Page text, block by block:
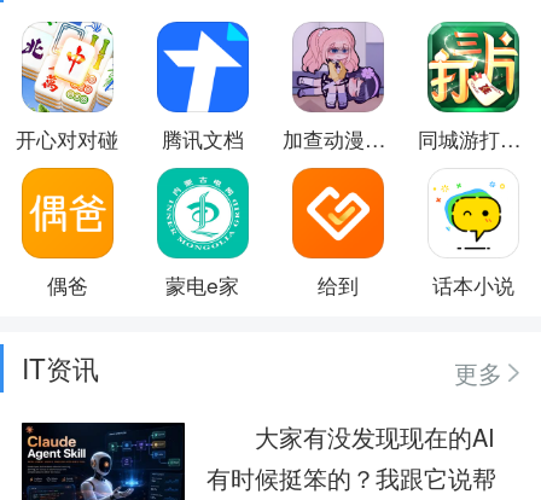
开心对对碰 腾讯文档 加查动漫俱乐部 同城游打三片
偶爸 蒙电e家 给到 话本小说
IT资讯
更多
大家有没发现现在的AI
有时候挺笨的？我跟它说帮